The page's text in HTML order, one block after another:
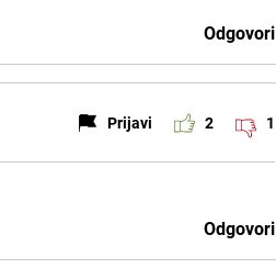
Odgovori
Prijavi 2 1
Odgovori